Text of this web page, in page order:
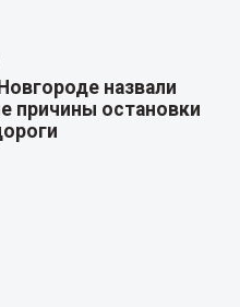
назвали
причины остановки